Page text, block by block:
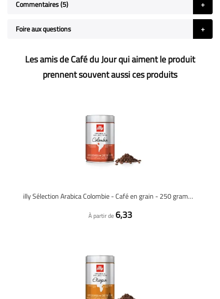
Commentaires 5
Foire aux questions
Les amis de Café du Jour qui aiment le produit
prennent souvent aussi ces produits
illy Sélection Arabica Colombie - Café en grain - 250 grammes
À partir de 6,33